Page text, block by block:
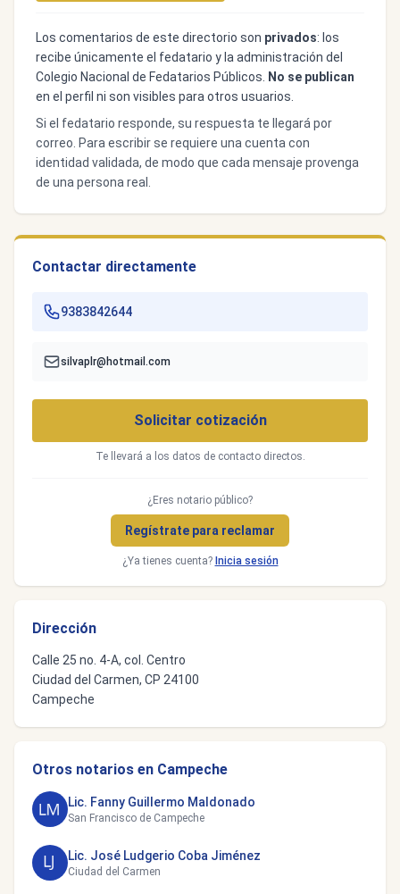
Los comentarios de este directorio son privados: los
recibe únicamente el fedatario y la administración del
Colegio Nacional de Fedatarios Públicos.
No se publican
en el perfil ni son visibles para otros usuarios.
Si el fedatario responde, su respuesta te llegará por
correo. Para escribir se requiere una cuenta con
identidad validada, de modo que cada mensaje provenga
de una persona real.
Contactar directamente
9383842644
silvaplr@hotmail.com
Solicitar cotización
Te llevará a los datos de contacto directos.
¿Eres notario público?
Regístrate para reclamar
¿Ya tienes cuenta? Inicia sesión
Dirección
Calle 25 no. 4-A, col. Centro
Ciudad del Carmen, CP 24100
Campeche
Otros notarios en Campeche
Lic. Fanny Guillermo Maldonado
San Francisco de Campeche
Lic. José Ludgerio Coba Jiménez
Ciudad del Carmen